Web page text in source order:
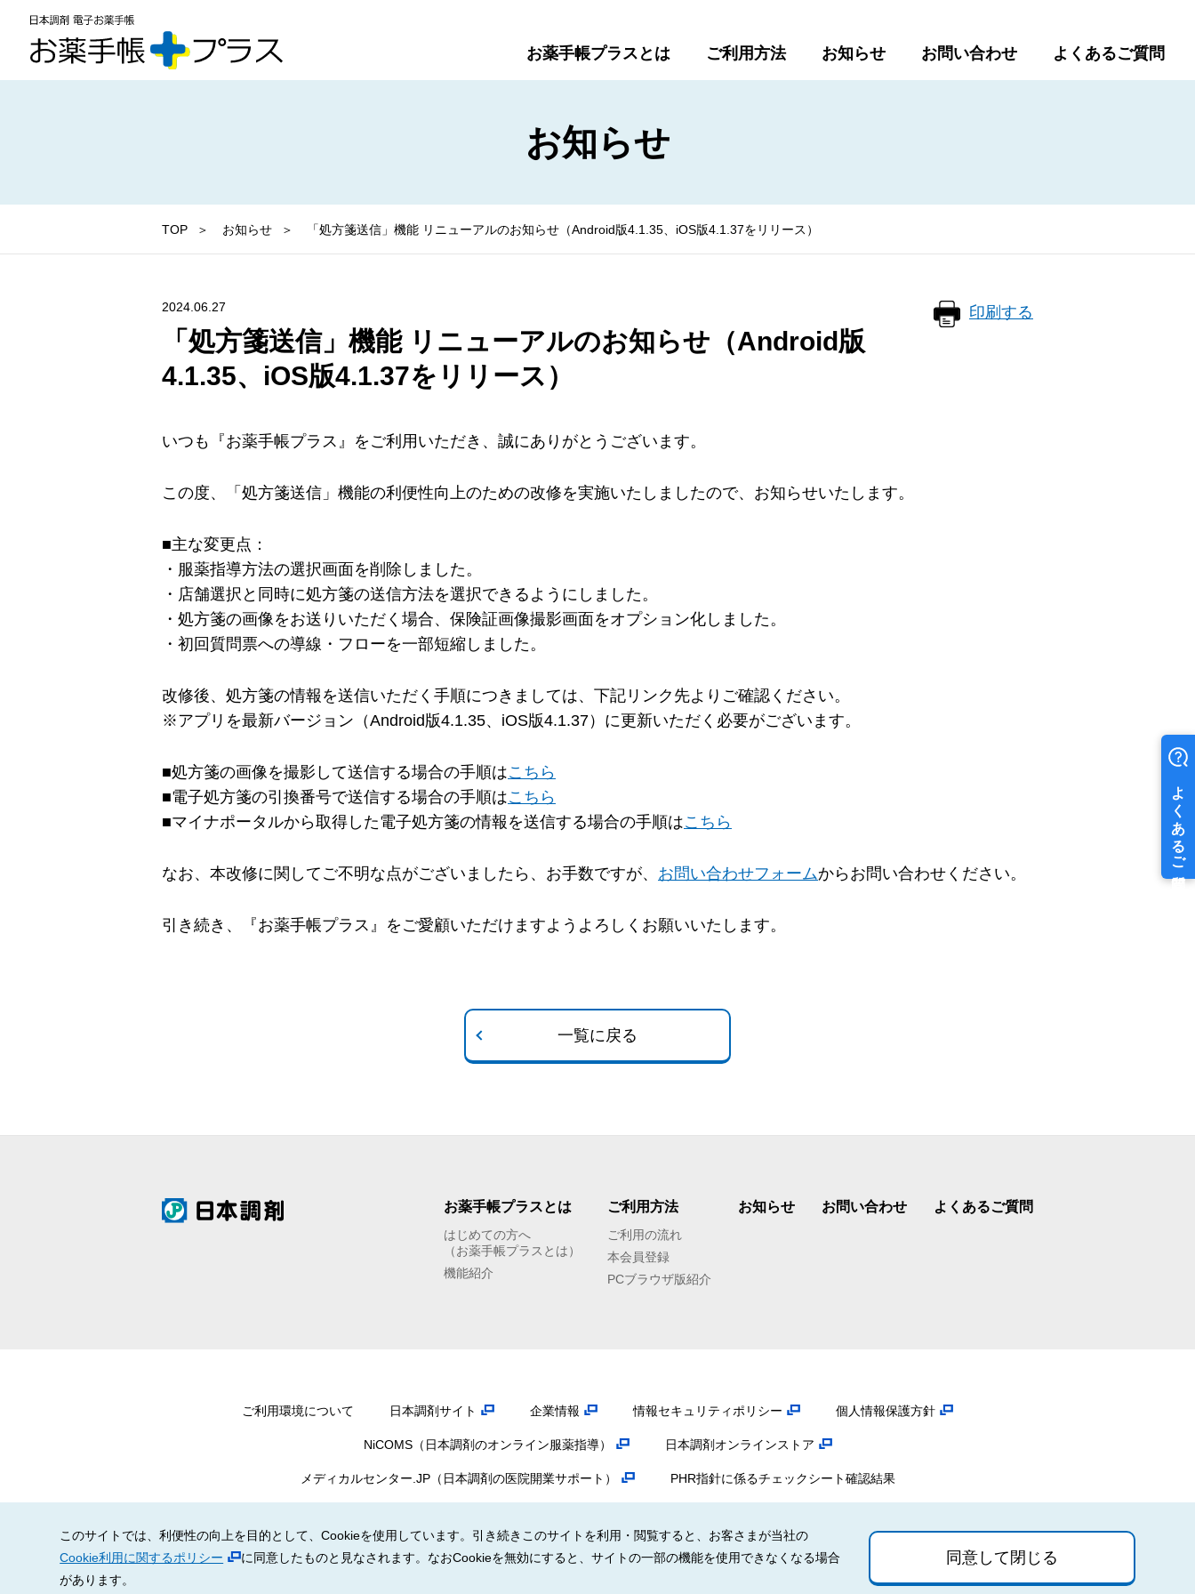
お薬手帳プラスとは ご利用方法 お知らせ お問い合わせ よくあるご質問
お知らせ
TOP お知らせ 「処方箋送信」機能 リニューアルのお知らせ（Android版4.1.35、iOS版4.1.37をリリース）
印刷 する
2024.06.27
「処方箋送信」機能 リニューアルのお知らせ（Android版
4.1.35、iOS版4.1.37をリリース）
いつも『お薬手帳プラス』をご利用いただき、誠にありがとうございます。
この度、「処方箋送信」機能の利便性向上のための改修を実施いたしましたので、お知らせいたします。
■主な変更点：
・服薬指導方法の選択画面を削除しました。
・店舗選択と同時に処方箋の送信方法を選択できるようにしました。
・処方箋の画像をお送りいただく場合、保険証画像撮影画面をオプション化しました。
・初回質問票への導線・フローを一部短縮しました。
改修後、処方箋の情報を送信いただく手順につきましては、下記リンク先よりご確認ください。
※アプリを最新バージョン（Android版4.1.35、iOS版4.1.37）に更新いただく必要がございます。
■処方箋の画像を撮影して送信する場合の手順はこちら
■電子処方箋の引換番号で送信する場合の手順はこちら
■マイナポータルから取得した電子処方箋の情報を送信する場合の手順はこちら
なお、本改修に関してご不明な点がございましたら、お手数ですが、 お問い合わせフォームからお問い合わせください。
引き続き、『お薬手帳プラス』をご愛顧いただけますようよろしくお願いいたします。
一覧に戻る
このサイトでは、利便性の向上を目的として、Cookieを使用しています。引き続きこのサイトを利用・閲覧すると、お客さまが当社の
Cookie利用に関するポリシー
に同意したものと見なされます。なおCookieを無効にすると、サイトの一部の機能を使用できなくなる場合
があります。
同意して閉じる
お薬手帳プラスとは
はじめての方へ
（お薬手帳プラスとは）
機能紹介
ご利用方法
ご利用の流れ
本会員登録
PCブラウザ版紹介
お知らせ お問い合わせ よくあるご質問
ご利用環境について 日本調剤サイト 企業情報 情報セキュリティポリシー 個人情報保護方針
NiCOMS（日本調剤のオンライン服薬指導） 日本調剤オンラインストア
メディカルセンター.JP（日本調剤の医院開業サポート） PHR指針に係るチェックシート確認結果
© NIHON CHOUZAI Co., Ltd. All rights reserved.